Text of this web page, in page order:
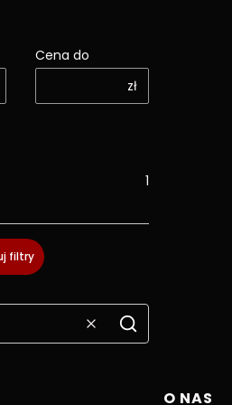
Cena do
zł
1
filtry
WyczyśćSzukaj
O NAS